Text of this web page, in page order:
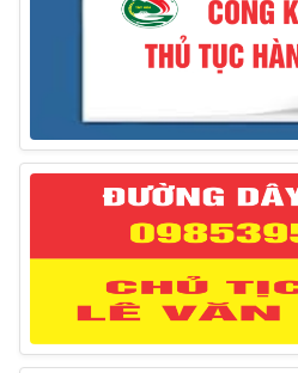
28/03/2025
Thông báo giới thiệu,
cho Liên danh Hengtong
27/03/2025
Thông báo đăng ký tiếp
tháng 3/2025 của Chủ tịch UBND
12/03/2025
Thông báo lịch công tác
tịch UBND huyện và Phó
huyện (Từ ngày 10/3/2025 – 14/
10/03/2025